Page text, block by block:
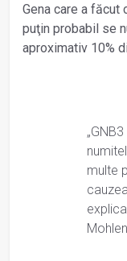
Gena care a
puţin probabil se
aproximativ 10%
multe